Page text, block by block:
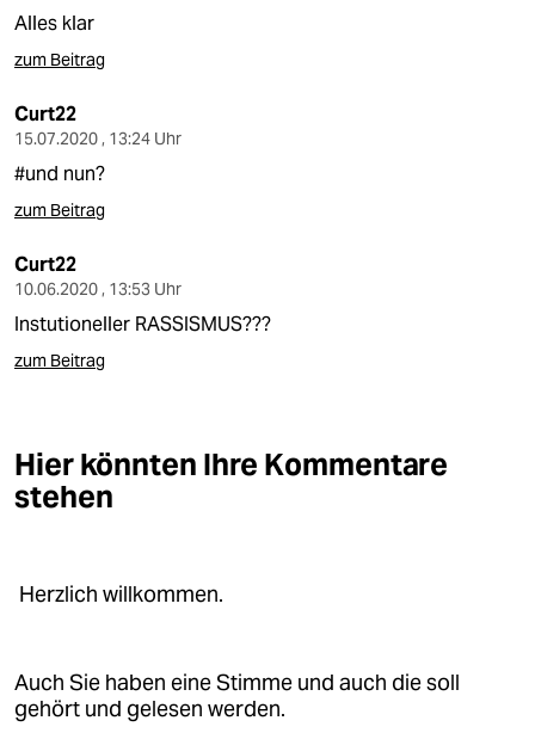
Alles klar
zum Beitrag
Curt22
15.07.2020 , 13:24 Uhr
#und nun?
zum Beitrag
Curt22
10.06.2020 , 13:53 Uhr
Instutioneller RASSISMUS???
zum Beitrag
Hier könnten Ihre Kommentare
stehen
Herzlich willkommen.
Auch Sie haben eine Stimme und auch die soll
gehört und gelesen werden.